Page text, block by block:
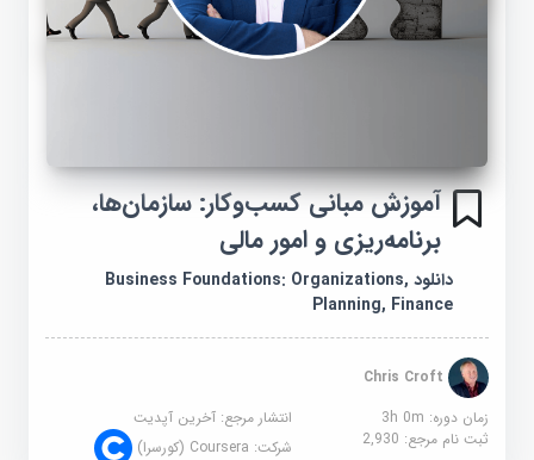
آموزش مبانی کسب‌وکار: سازمان‌ها،
برنامه‌ریزی و امور مالی
دانلود Business Foundations: Organizations,
Planning, Finance
Chris Croft
زمان دوره: 3h 0m
انتشار مرجع:آخرین آپدیت
ثبت نام مرجع:2,930 شرکت:Coursera (کورسرا)